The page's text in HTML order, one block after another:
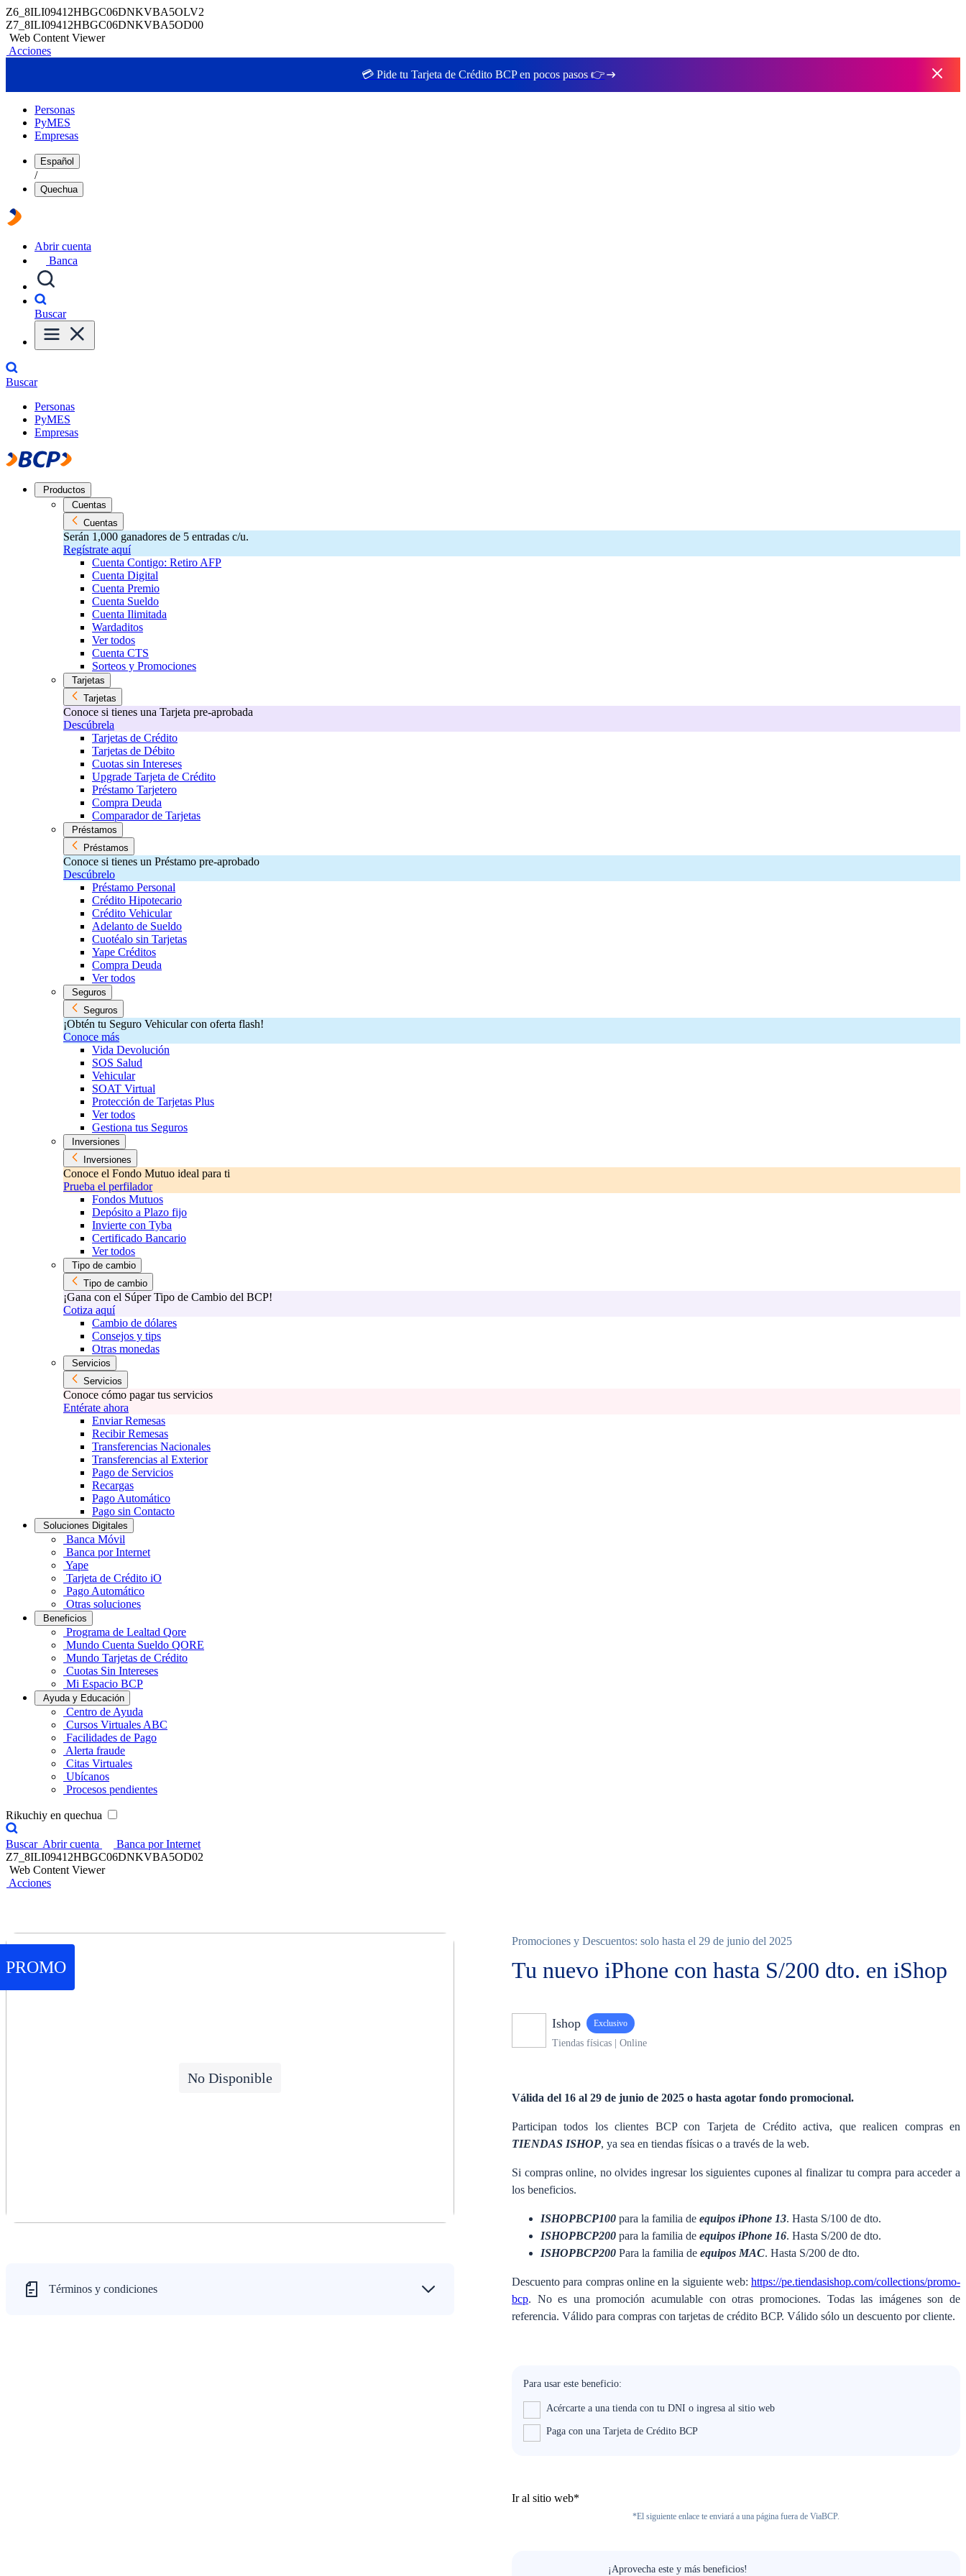
Z6_8ILI09412HBGC06DNKVBA5OLV2
Z7_8ILI09412HBGC06DNKVBA5OD00
Web Content Viewer
Acciones
💳 Pide tu Tarjeta de Crédito BCP en pocos pasos 👉
Personas
PyMES
Empresas
Español
/
Quechua
Abrir cuenta
Banca
Buscar
Buscar
Personas
PyMES
Empresas
Productos
Cuentas
Cuentas
Serán 1,000 ganadores de 5 entradas c/u.
Regístrate aquí
Cuenta Contigo: Retiro AFP
Cuenta Digital
Cuenta Premio
Cuenta Sueldo
Cuenta Ilimitada
Wardaditos
Ver todos
Cuenta CTS
Sorteos y Promociones
Tarjetas
Tarjetas
Conoce si tienes una Tarjeta pre-aprobada
Descúbrela
Tarjetas de Crédito
Tarjetas de Débito
Cuotas sin Intereses
Upgrade Tarjeta de Crédito
Préstamo Tarjetero
Compra Deuda
Comparador de Tarjetas
Préstamos
Préstamos
Conoce si tienes un Préstamo pre-aprobado
Descúbrelo
Préstamo Personal
Crédito Hipotecario
Crédito Vehicular
Adelanto de Sueldo
Cuotéalo sin Tarjetas
Yape Créditos
Compra Deuda
Ver todos
Seguros
Seguros
¡Obtén tu Seguro Vehicular con oferta flash!
Conoce más
Vida Devolución
SOS Salud
Vehicular
SOAT Virtual
Protección de Tarjetas Plus
Ver todos
Gestiona tus Seguros
Inversiones
Inversiones
Conoce el Fondo Mutuo ideal para ti
Prueba el perfilador
Fondos Mutuos
Depósito a Plazo fijo
Invierte con Tyba
Certificado Bancario
Ver todos
Tipo de cambio
Tipo de cambio
¡Gana con el Súper Tipo de Cambio del BCP!
Cotiza aquí
Cambio de dólares
Consejos y tips
Otras monedas
Servicios
Servicios
Conoce cómo pagar tus servicios
Entérate ahora
Enviar Remesas
Recibir Remesas
Transferencias Nacionales
Transferencias al Exterior
Pago de Servicios
Recargas
Pago Automático
Pago sin Contacto
Soluciones Digitales
Banca Móvil
Banca por Internet
Yape
Tarjeta de Crédito iO
Pago Automático
Otras soluciones
Beneficios
Programa de Lealtad Qore
Mundo Cuenta Sueldo QORE
Mundo Tarjetas de Crédito
Cuotas Sin Intereses
Mi Espacio BCP
Ayuda y Educación
Centro de Ayuda
Cursos Virtuales ABC
Facilidades de Pago
Alerta fraude
Citas Virtuales
Ubícanos
Procesos pendientes
Rikuchiy en quechua
Buscar Abrir cuenta
Banca por Internet
Z7_8ILI09412HBGC06DNKVBA5OD02
Web Content Viewer
Acciones
PROMO
No Disponible
Términos y condiciones
Promociones y Descuentos: solo hasta el 29 de junio del 2025
Tu nuevo iPhone con hasta S/200 dto. en iShop
Ishop Exclusivo
Tiendas físicas | Online
Válida del 16 al 29 de junio de 2025 o hasta agotar fondo promocional.
Participan todos los clientes BCP con Tarjeta de Crédito activa, que realicen compras en
TIENDAS ISHOP, ya sea en tiendas físicas o a través de la web.
Si compras online, no olvides ingresar los siguientes cupones al finalizar tu compra para acceder a
los beneficios.
ISHOPBCP100 para la familia de equipos iPhone 13. Hasta S/100 de dto.
ISHOPBCP200 para la familia de equipos iPhone 16. Hasta S/200 de dto.
ISHOPBCP200 Para la familia de equipos MAC. Hasta S/200 de dto.
Descuento para compras online en la siguiente web: https://pe.tiendasishop.com/collections/promo-
bcp. No es una promoción acumulable con otras promociones. Todas las imágenes son de
referencia. Válido para compras con tarjetas de crédito BCP. Válido sólo un descuento por cliente.
Para usar este beneficio:
Acércarte a una tienda con tu DNI o ingresa al sitio web
Paga con una Tarjeta de Crédito BCP
Ir al sitio web*
*El siguiente enlace te enviará a una página fuera de ViaBCP.
¡Aprovecha este y más beneficios!